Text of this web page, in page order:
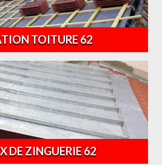
TOITURE 62
DE ZINGUERIE 62